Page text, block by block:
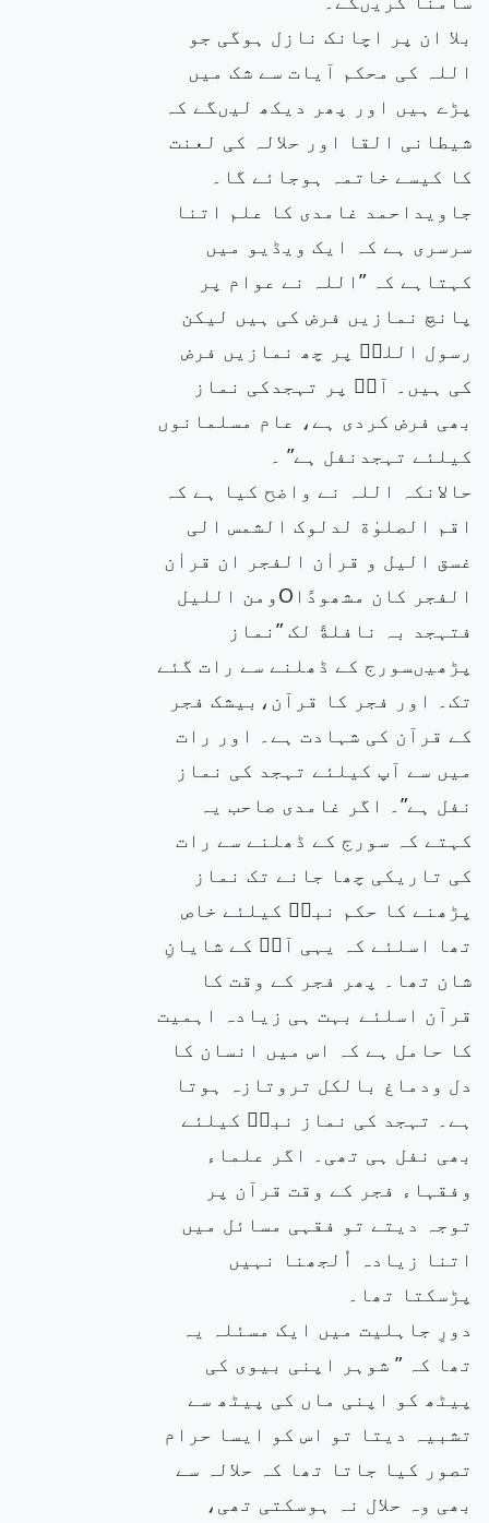
بلا ان پر اچانک نازل ہوگی جو
اللہ کی محکم آیات سے شک میں
پڑے ہیں اور پھر دیکھ لیںگے کہ
شیطانی القا اور حلالہ کی لعنت
کا کیسے خاتمہ ہوجائے گا۔
جاویداحمد غامدی کا علم اتنا
سرسری ہے کہ ایک ویڈیو میں
کہتاہے کہ ”اللہ نے عوام پر
پانچ نمازیں فرض کی ہیں لیکن
رسول اللہۖ پر چھ نمازیں فرض
کی ہیں۔ آپۖ پر تہجدکی نماز
بھی فرض کردی ہے، عام مسلمانوں
کیلئے تہجدنفل ہے” ۔
حالانکہ اللہ نے واضح کیا ہے کہ
اقم الصلوٰة لدلوک الشمس الی
غسق الیل و قراٰن الفجر ان قراٰن
الفجر کان مشھودًاOومن اللیل
فتہجد بہ نافلةً لک ”نماز
پڑھیںسورج کے ڈھلنے سے رات گئے
تک۔ اور فجر کا قرآن،بیشک فجر
کے قرآن کی شہادت ہے۔ اور رات
میں سے آپ کیلئے تہجد کی نماز
نفل ہے”۔ اگر غامدی صاحب یہ
کہتے کہ سورج کے ڈھلنے سے رات
کی تاریکی چھا جانے تک نماز
پڑھنے کا حکم نبیۖ کیلئے خاص
تھا اسلئے کہ یہی آپۖ کے شایانِ
شان تھا۔ پھر فجر کے وقت کا
قرآن اسلئے بہت ہی زیادہ اہمیت
کا حامل ہے کہ اس میں انسان کا
دل ودماغ بالکل تروتازہ ہوتا
ہے۔ تہجد کی نماز نبیۖ کیلئے
بھی نفل ہی تھی۔ اگر علماء
وفقہاء فجر کے وقت قرآن پر
توجہ دیتے تو فقہی مسائل میں
اتنا زیادہ اُلجھنا نہیں
پڑسکتا تھا۔
دورِ جاہلیت میں ایک مسئلہ یہ
تھا کہ ” شوہر اپنی بیوی کی
پیٹھ کو اپنی ماں کی پیٹھ سے
تشبیہ دیتا تو اس کو ایسا حرام
تصور کیا جاتا تھا کہ حلالہ سے
بھی وہ حلال نہ ہوسکتی تھی،